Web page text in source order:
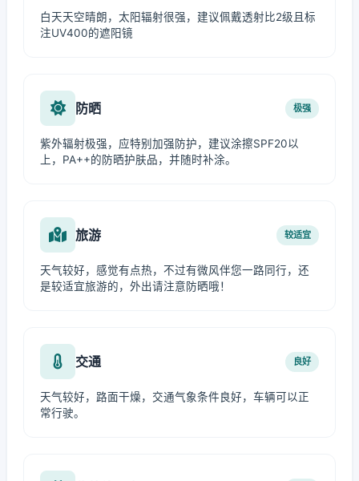
白天天空晴朗，太阳辐射很强，建议佩戴透射比2级且标
注UV400的遮阳镜
防晒 极强
紫外辐射极强，应特别加强防护，建议涂擦SPF20以
上，PA++的防晒护肤品，并随时补涂。
旅游 较适宜
天气较好，感觉有点热，不过有微风伴您一路同行，还
是较适宜旅游的，外出请注意防晒哦！
交通 良好
天气较好，路面干燥，交通气象条件良好，车辆可以正
常行驶。